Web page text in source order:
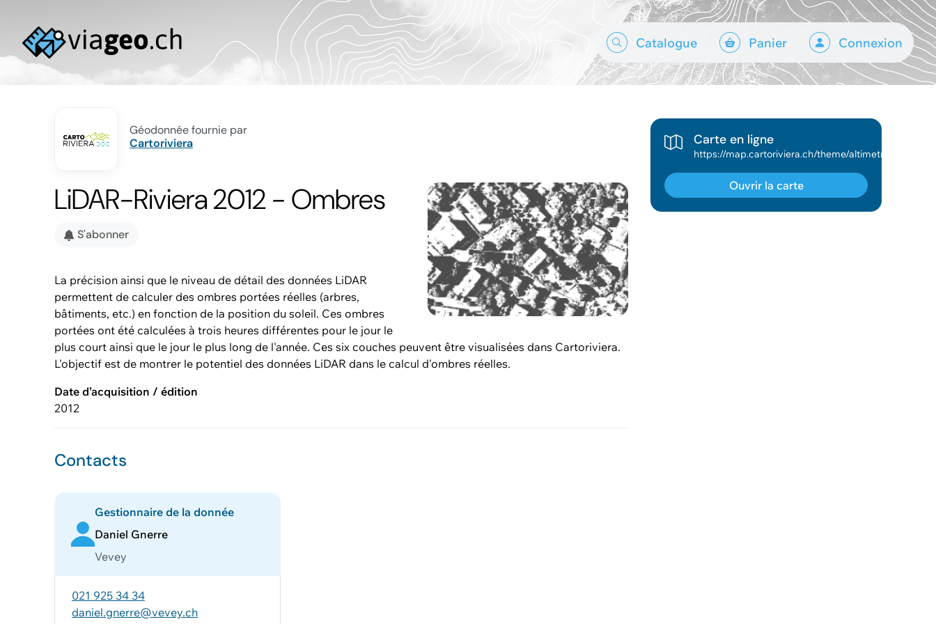
Catalogue Panier Connexion
Géodonnée fournie par
Cartoriviera
LiDAR-Riviera 2012 - Ombres
S'abonner
La précision ainsi que le niveau de détail des données LiDAR
permettent de calculer des ombres portées réelles (arbres,
bâtiments, etc.) en fonction de la position du soleil. Ces ombres
portées ont été calculées à trois heures différentes pour le jour le
plus court ainsi que le jour le plus long de l'année. Ces six couches peuvent être visualisées dans Cartoriviera.
L'objectif est de montrer le potentiel des données LiDAR dans le calcul d'ombres réelles.
Date d’acquisition / édition
2012
Contacts
Gestionnaire de la donnée
Daniel Gnerre
Vevey
021 925 34 34
daniel.gnerre@vevey.ch
Carte en ligne
Ouvrir la carte